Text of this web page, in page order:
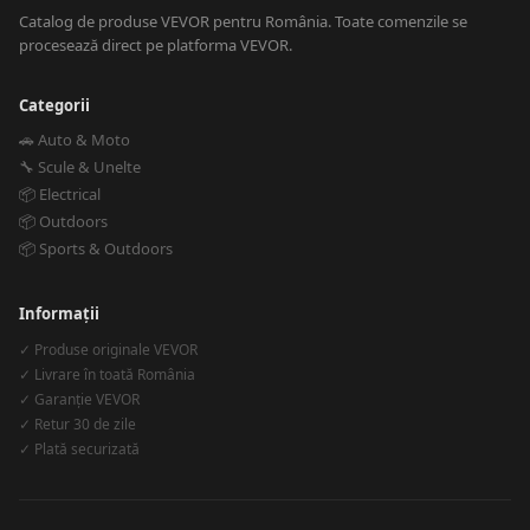
Catalog de produse VEVOR pentru România. Toate comenzile se
procesează direct pe platforma VEVOR.
Categorii
🚗 Auto & Moto
🔧 Scule & Unelte
📦 Electrical
📦 Outdoors
📦 Sports & Outdoors
Informații
✓ Produse originale VEVOR
✓ Livrare în toată România
✓ Garanție VEVOR
✓ Retur 30 de zile
✓ Plată securizată